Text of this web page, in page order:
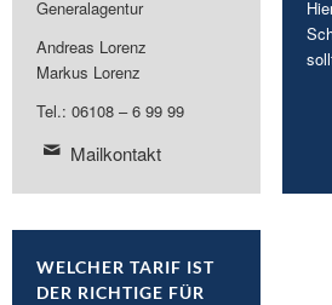
Generalagentur
Andreas Lorenz
Markus Lorenz
Tel.: 06108 – 6 99 99
Mailkontakt
WELCHER TARIF IST
DER RICHTIGE FÜR